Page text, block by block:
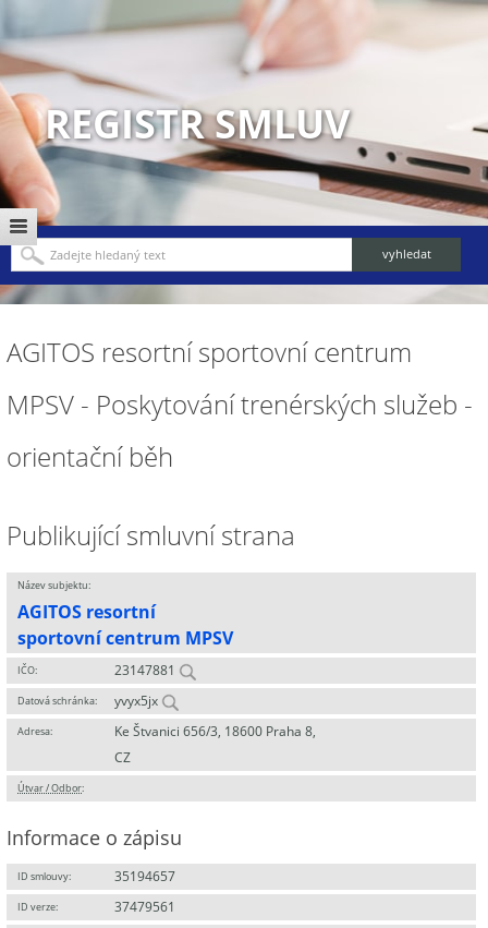
REGISTR SMLUV
AGITOS resortní sportovní centrum
MPSV - Poskytování trenérských služeb -
orientační běh
Publikující smluvní strana
Název subjektu:
AGITOS resortní
sportovní centrum MPSV
IČO: 23147881
Datová schránka: yvyx5jx
Adresa:
Ke Štvanici 656/3, 18600 Praha 8,
CZ
Útvar / Odbor:
Informace o zápisu
ID smlouvy: 35194657
ID verze: 37479561